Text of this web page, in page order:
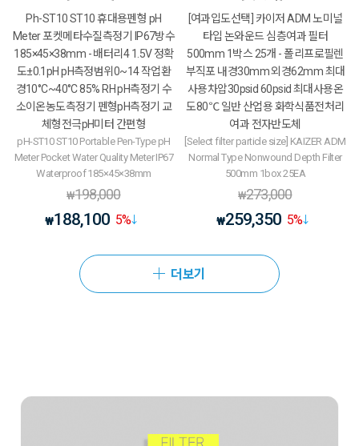
Ph-ST10 ST10 휴대용펜형 pH
Meter 포켓메타수질측정기 IP67방수
185×45×38mm - 배터리4 1.5V 정확
도±0.1pH pH측정범위0~14 작업환
경10°C~40°C 85% RH pH측정기 수
소이온농도측정기 펜형pH측정기 교
체형전극pH미터 간편형
pH-ST10 ST10 Portable Pen-Type pH
Meter Pocket Water Quality Meter IP67
Waterproof 185×45×38mm
₩198,000
₩188,100 5%
[여과입도선택] 카이저 ADM 노미널
타입 논와운드 심층여과 필터
500mm 1박스 25개 - 폴리프로필렌
부직포 내경30mm 외경62mm 최대
사용차압30psid 60psid 최대사용온
도80℃ 일반 산업용 화학식품전처리
여과 전자반도체
[Select filter particle size] KAIZER ADM
Normal Type Nonwound Depth Filter
500mm 1box 25EA
₩273,000
₩259,350 5%
더보기